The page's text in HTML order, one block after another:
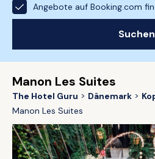
Angebote auf Booking.com
Suchen
Manon Les Suites
The Hotel Guru Dänemark
Manon Les Suites